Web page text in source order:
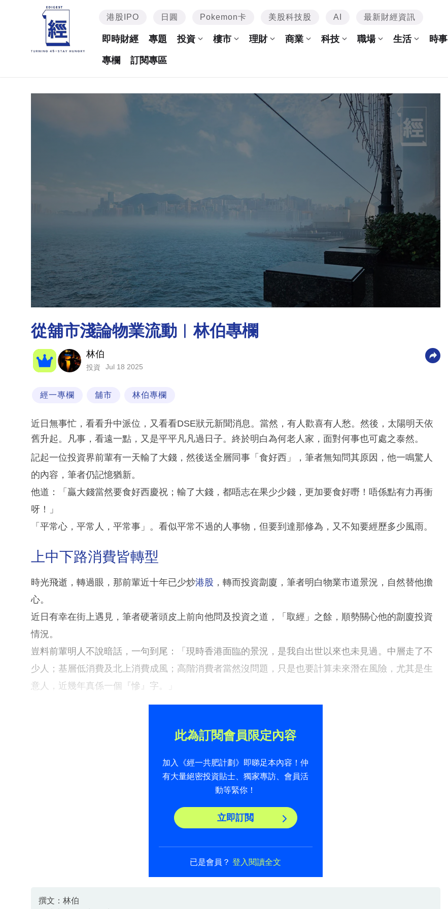
港股IPO 日圓 Pokemon卡 美股科技股 AI 最新財經資訊
即時財經 專題 投資 樓市 理財 商業 科技 職場 生活 時事
專欄 訂閱專區
從舖市淺論物業流動︳林伯專欄
林伯
投資 Jul 18 2025
經一專欄 舖市 林伯專欄
近日無事忙，看看升中派位，又看看DSE狀元新聞消息。當然，有人歡喜有人愁。然後，太陽明天依
舊升起。凡事，看遠一點，又是平平凡凡過日子。終於明白為何老人家，面對何事也可處之泰然。
記起一位投資界前輩有一天輸了大錢，然後送全層同事「食好西」，筆者無知問其原因，他一鳴驚人
的內容，筆者仍記憶猶新。
他道：「贏大錢當然要食好西慶祝；輸了大錢，都唔志在果少少錢，更加要食好嘢！唔係點有力再衝
呀！」
「平常心，平常人，平常事」。看似平常不過的人事物，但要到達那修為，又不知要經歷多少風雨。
上中下路消費皆轉型
時光飛逝，轉過眼，那前輩近十年已少炒港股 ，轉而投資劏廈，筆者明白物業市道景況，自然替他擔
心。
近日有幸在街上遇見，筆者硬著頭皮上前向他問及投資之道，「取經」之餘，順勢關心他的劏廈投資
情況。
豈料前輩明人不說暗話，一句到尾：「現時香港面臨的景況，是我自出世以來也未見過。中層走了不
少人；基層低消費及北上消費成風；高階消費者當然沒問題，只是也要計算未來潛在風險，尤其是生
意人，近幾年真係一個『慘』字。」
此為訂閱會員限定內容
加入《經一共肥計劃》即睇足本內容！仲
有大量絕密投資貼士、獨家專訪、會員活
動等緊你！
立即訂閲
已是會員？登入閱讀全文
撰文：林伯